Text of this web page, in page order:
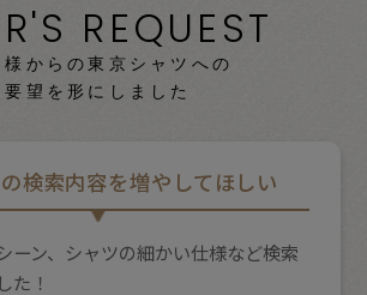
REQUEST
様からの東京シャツへの
要望を形にしました
検索内容を増やしてほしい
ーン、シャツの細かい仕様など検索
た！